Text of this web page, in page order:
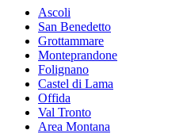
Ascoli
San Benedetto
Grottammare
Monteprandone
Folignano
Castel di Lama
Offida
Val Tronto
Area Montana